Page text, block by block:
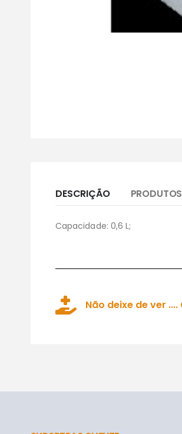
DESCRIÇÃO
Capacidade: 0,6 L;
Não deixe de ver